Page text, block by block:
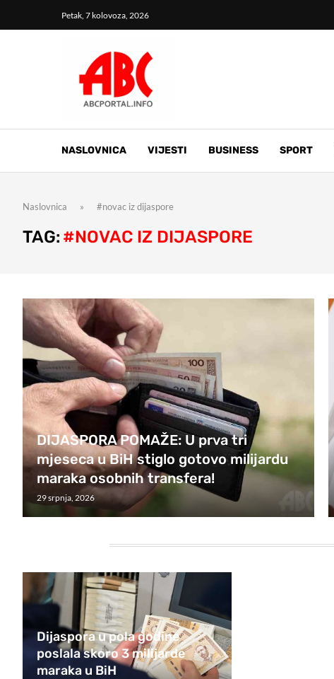
Petak, 7 kolovoza, 2026
NASLOVNICA VIJESTI BUSINESS SPORT
Naslovnica » #novac iz dijaspore
TAG: #NOVAC IZ DIJASPORE
DIJASPORA POMAŽE: U prva tri
mjeseca u BiH stiglo gotovo milijardu
maraka osobnih transfera!
29 srpnja, 2026
Dijaspora u pola godine
poslala skoro 3 milijarde
maraka u BiH